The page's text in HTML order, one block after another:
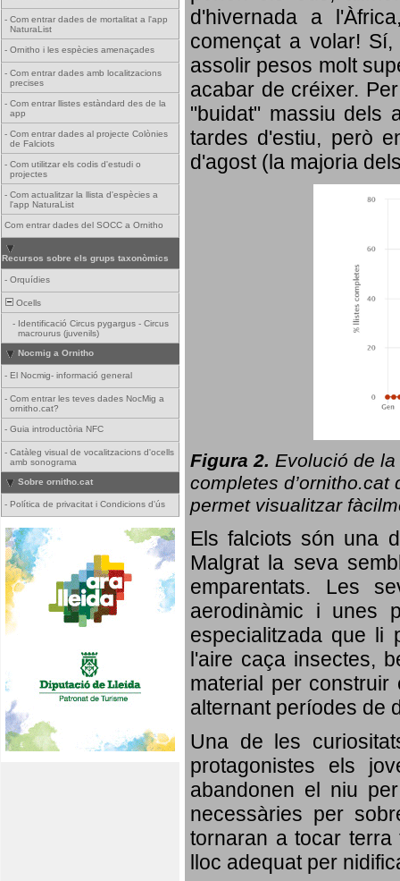
- Com entrar dades de mortalitat a l'app
NaturaList
- Ornitho i les espècies amenaçades
- Com entrar dades amb localitzacions
precises
- Com entrar llistes estàndard des de la
app
- Com entrar dades al projecte Colònies
de Falciots
- Com utilitzar els codis d'estudi o
projectes
- Com actualitzar la llista d'espècies a
l'app NaturaList
Com entrar dades del SOCC a Ornitho
Recursos sobre els grups taxonòmics
- Orquídies
Ocells
- Identificació Circus pygargus - Circus
macrourus (juvenils)
Nocmig a Ornitho
- El Nocmig- informació general
- Com entrar les teves dades NocMig a
ornitho.cat?
- Guia introductòria NFC
- Catàleg visual de vocalitzacions d'ocells
amb sonograma
Sobre ornitho.cat
- Política de privacitat i Condicions d'ús
d'hivernada a
començat a volar!
assolir pesos molt
acabar de créixer.
"buidat" massiu dels
tardes d'estiu, però
d'agost (la majoria
Figura 2. Evolució de la
completes d’ornitho.cat
permet visualitzar
Els falciots són una
Malgrat la seva
emparentats. Les
aerodinàmic i unes
especialitzada que li
l'aire caça insectes,
material per
alternant períodes de
Una de les
protagonistes els
abandonen el niu
necessàries per
tornaran a tocar
lloc adequat per